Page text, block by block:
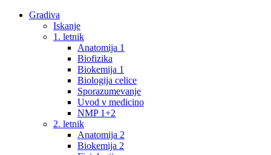
Gradiva
Iskanje
1. letnik
Anatomija 1
Biofizika
Biokemija 1
Biologija celice
Sporazumevanje
Uvod v medicino
NMP 1+2
2. letnik
Anatomija 2
Biokemija 2